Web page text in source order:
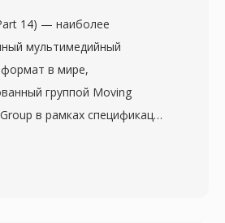
14) — наиболее
мультимедийный
в мире,
группой Moving
в рамках спецификации
Построенный на ISO